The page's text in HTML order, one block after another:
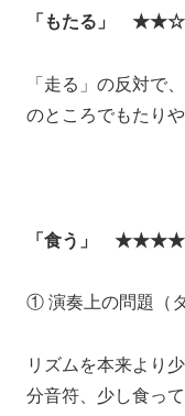
「もたる」
「走る」の反対で
のところでもたり
「食う」
① 演奏上の問題（
リズムを本来より
分音符、少し食っ